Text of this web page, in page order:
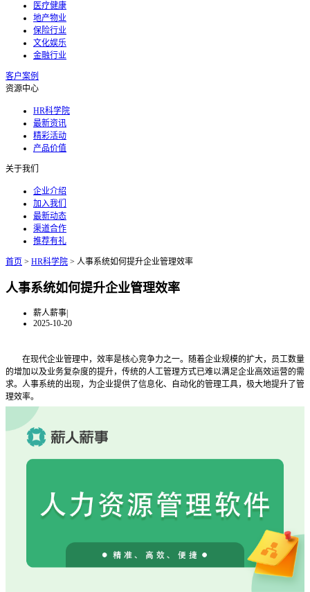
医疗健康
地产物业
保险行业
文化娱乐
金融行业
客户案例
资源中心
HR科学院
最新资讯
精彩活动
产品价值
关于我们
企业介绍
加入我们
最新动态
渠道合作
推荐有礼
首页 > HR科学院 > 人事系统如何提升企业管理效率
人事系统如何提升企业管理效率
薪人薪事|
2025-10-20
在现代企业管理中，效率是核心竞争力之一。随着企业规模的扩大，员工数量
的增加以及业务复杂度的提升，传统的人工管理方式已难以满足企业高效运营的需
求。人事系统的出现，为企业提供了信息化、自动化的管理工具，极大地提升了管
理效率。